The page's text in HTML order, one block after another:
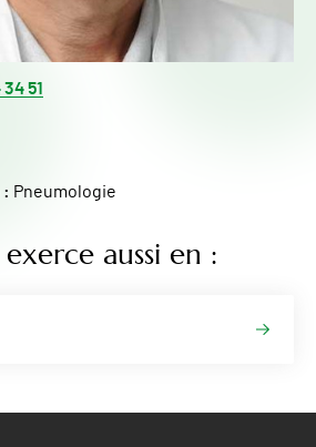
51
: Pneumologie
aussi en :